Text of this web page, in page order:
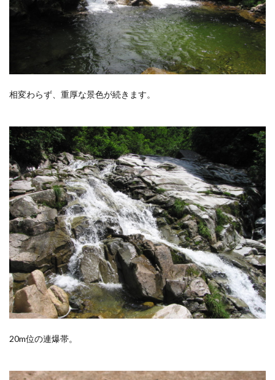
相変わらず、重厚な景色が続きます。
20m位の連爆帯。